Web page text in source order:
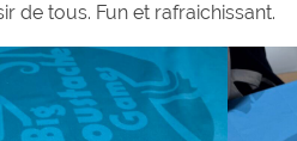
de tous. Fun et rafraichissant.